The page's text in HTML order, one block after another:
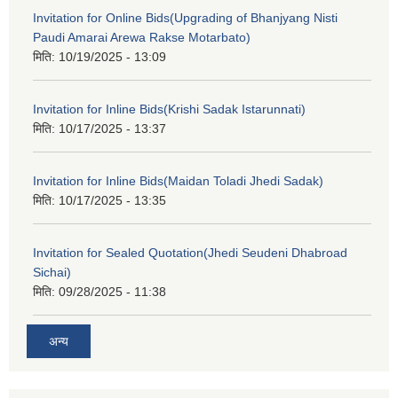
Invitation for Online Bids(Upgrading of Bhanjyang Nisti
Paudi Amarai Arewa Rakse Motarbato)
मिति: 10/19/2025 - 13:09
Invitation for Inline Bids(Krishi Sadak Istarunnati)
मिति: 10/17/2025 - 13:37
Invitation for Inline Bids(Maidan Toladi Jhedi Sadak)
मिति: 10/17/2025 - 13:35
Invitation for Sealed Quotation(Jhedi Seudeni Dhabroad
Sichai)
मिति: 09/28/2025 - 11:38
अन्य